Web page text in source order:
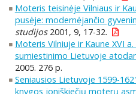
Moteris teisinėje Vilniaus ir
pusėje: modernėjančio
studijos2001, 9, 17-32.
Moteris Vilniuje ir Kaune XVI
sumiestinimo Lietuvoje
2005. 276 p.
Seniausios Lietuvoje 1599-
knygos joniškiečių moterų